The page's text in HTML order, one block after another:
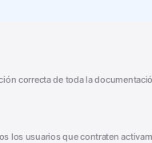
correcta de toda la
los usuarios que contraten